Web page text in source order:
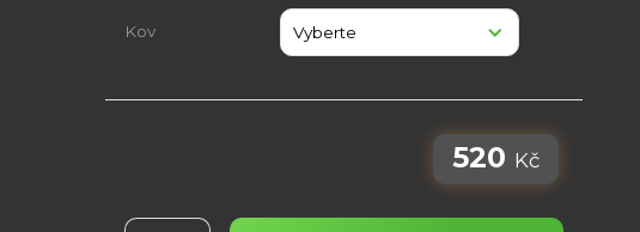
Kov
520 Kč